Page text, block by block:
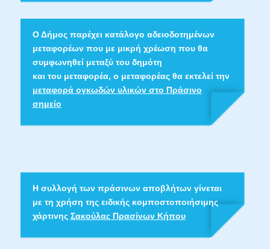
Ο Δήμος παρέχει κατάλογο αδειοδοτημένων
μεταφορέων που με μικρή χρέωση που θα
συμφωνηθεί μεταξύ του δημότη
και του μεταφορέα, ο μεταφορέας θα εκτελεί την
μεταφορά ογκωδών υλικών στο Πράσινο
σημείο
Η συλλογή των πράσινων αποβλήτων γίνεται
με τη χρήση της ειδικής κομποστοποιήσιμης
χάρτινης Σακούλας Πρασίνων Κήπου